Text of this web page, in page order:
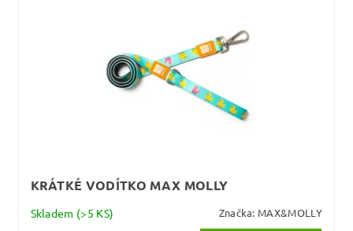
KRÁTKÉ VODÍTKO MAX MOLLY
Skladem (>5 KS) Značka: MAX&MOLLY